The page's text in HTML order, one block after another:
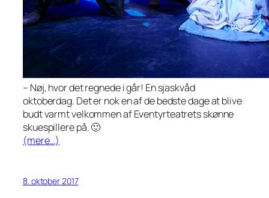
– Nøj, hvor det regnede i går! En sjaskvåd
oktoberdag. Det er nok en af de bedste dage at blive
budt varmt velkommen af Eventyrteatrets skønne
skuespillere på. 🙂
(mere…)
8. oktober 2017